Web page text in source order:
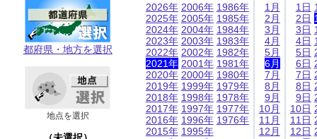
都府県・地方を選択
地点を選択
2026年
2025年
2024年
2023年
2022年
2021年
2020年
2019年
2018年
2017年
2016年
2015年
2006年
2005年
2004年
2003年
2002年
2001年
2000年
1999年
1998年
1997年
1996年
1995年
1986年
1985年
1984年
1983年
1982年
1981年
1980年
1979年
1978年
1977年
1976年
1月
2月
3月
4月
5月
6月
7月
8月
9月
10月
11月
12月
1日
2日
3日
4日
5日
6日
7日
8日
9日
10日
11日
12日